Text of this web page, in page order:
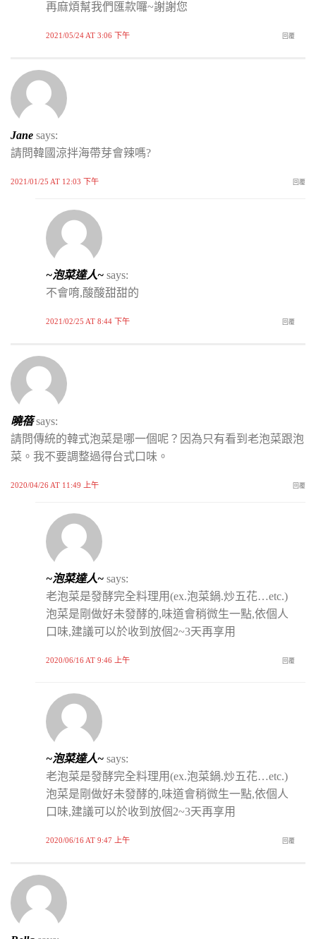
再麻煩幫我們匯款囉~謝謝您
2021/05/24 AT 3:06 下午 回覆
Jane says:
請問韓國涼拌海帶芽會辣嗎?
2021/01/25 AT 12:03 下午 回覆
~泡菜達人~ says:
不會唷,酸酸甜甜的
2021/02/25 AT 8:44 下午 回覆
曉蓓 says:
請問傳統的韓式泡菜是哪一個呢？因為只有看到老泡菜跟泡
菜。我不要調整過得台式口味。
2020/04/26 AT 11:49 上午 回覆
~泡菜達人~ says:
老泡菜是發酵完全料理用(ex.泡菜鍋.炒五花…etc.)
泡菜是剛做好未發酵的,味道會稍微生一點,依個人
口味,建議可以於收到放個2~3天再享用
2020/06/16 AT 9:46 上午 回覆
~泡菜達人~ says:
老泡菜是發酵完全料理用(ex.泡菜鍋.炒五花…etc.)
泡菜是剛做好未發酵的,味道會稍微生一點,依個人
口味,建議可以於收到放個2~3天再享用
2020/06/16 AT 9:47 上午 回覆